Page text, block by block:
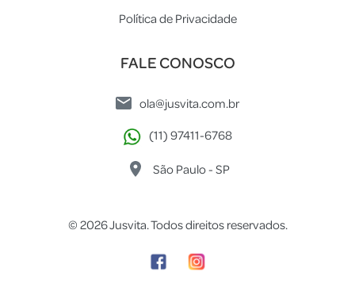
Política de Privacidade
FALE CONOSCO
ola@jusvita.com.br
(11) 97411-6768
São Paulo - SP
© 2026 Jusvita. Todos direitos reservados.